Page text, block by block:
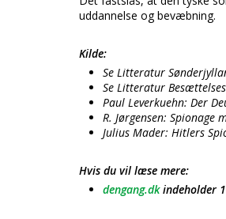
uddannelse og bevæbning.
Kilde:
Se Litteratur
Se Litteratur
Paul Leverkuehn: Der
R. Jørgensen: Spionage
Julius Mader: Hitlers
Hvis du vil læse mere:
dengang.dkindeholder